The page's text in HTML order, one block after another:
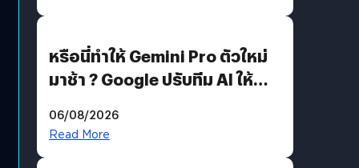
หรือนี่ทำให้ Gemini Pro ตัวใหม่
มาช้า ? Google ปรับทีม AI ให้
AGI
06/08/2026
Read More